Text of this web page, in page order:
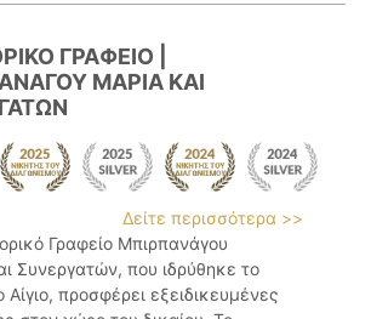
ΓΡΑΦΕΙΟ |
ΜΑΡΙΑ ΚΑΙ
Δείτε περισσότερα >>
Γραφείο Μπιρπανάγου
Συνεργατών, που ιδρύθηκε το
Αίγιο, προσφέρει εξειδικευμένες